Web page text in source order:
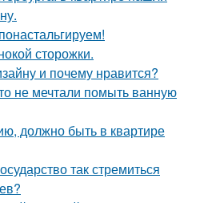
сторожки.
и почему нравится?
не мечтали помыть ванную
должно быть в квартире
так стремиться